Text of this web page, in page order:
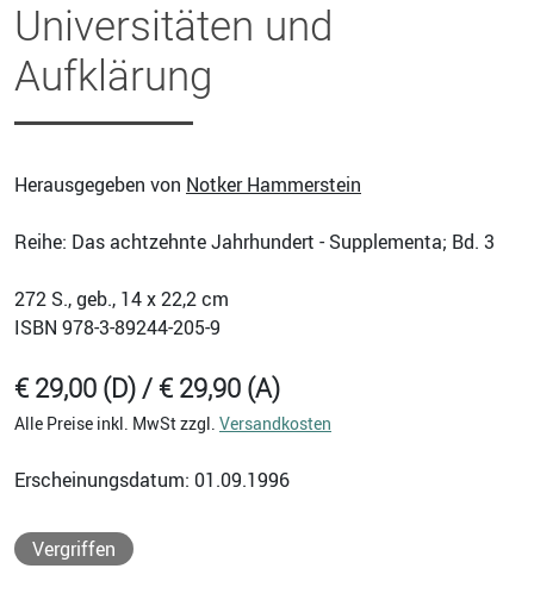
Universitäten und
Aufklärung
Herausgegeben von Notker Hammerstein
Reihe: Das achtzehnte Jahrhundert - Supplementa; Bd. 3
272 S., geb., 14 x 22,2 cm
ISBN 978-3-89244-205-9
€ 29,00 (D) / € 29,90 (A)
Alle Preise inkl. MwSt zzgl. Versandkosten
Erscheinungsdatum: 01.09.1996
Vergriffen